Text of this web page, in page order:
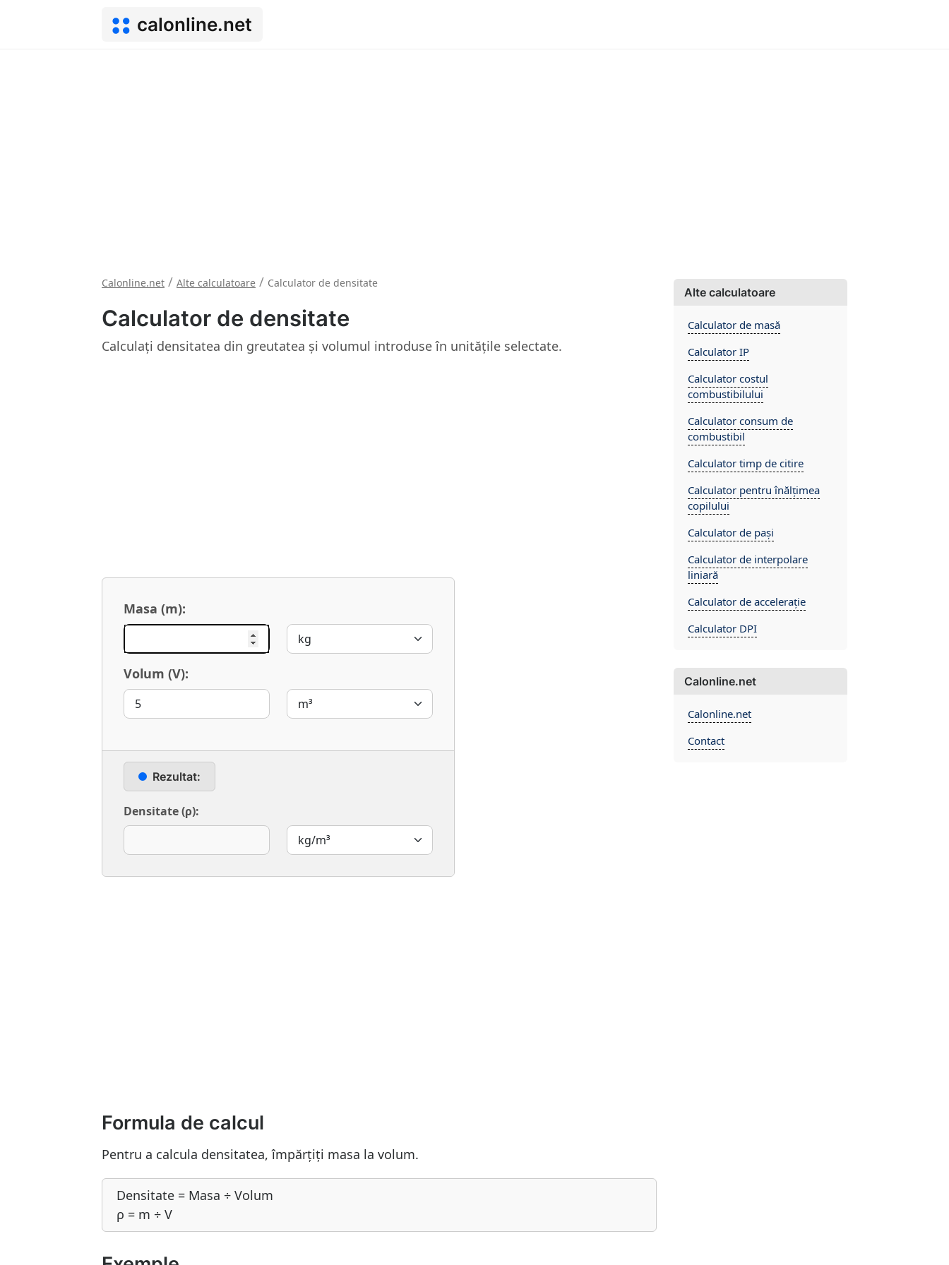
calonline.net
Calonline.net / Alte calculatoare / Calculator de densitate
Calculator de densitate
Calculați densitatea din greutatea și volumul introduse în unitățile selectate.
Masa (m):
Volum (V):
Rezultat:
Densitate (ρ):
Formula de calcul
Pentru a calcula densitatea, împărțiți masa la volum.
Densitate = Masa ÷ Volum
ρ = m ÷ V
Alte calculatoare
Calculator de masă
Calculator IP
Calculator costul
combustibilului
Calculator consum de
combustibil
Calculator timp de citire
Calculator pentru înălțimea
copilului
Calculator de pași
Calculator de interpolare
liniară
Calculator de accelerație
Calculator DPI
Calonline.net
Calonline.net
Contact